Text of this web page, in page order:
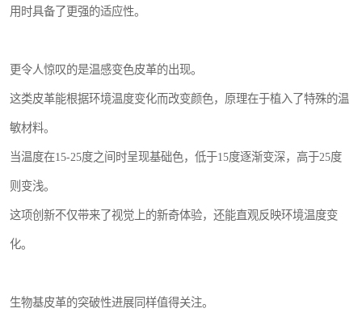
用时具备了更强的适应性。
更令人惊叹的是温感变色皮革的出现。
这类皮革能根据环境温度变化而改变颜色，原理在于植入了特殊的温
敏材料。
当温度在15-25度之间时呈现基础色，低于15度逐渐变深，高于25度
则变浅。
这项创新不仅带来了视觉上的新奇体验，还能直观反映环境温度变
化。
生物基皮革的突破性进展同样值得关注。